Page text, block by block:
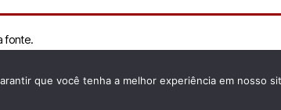
fonte.
que você tenha a melhor experiência em nosso